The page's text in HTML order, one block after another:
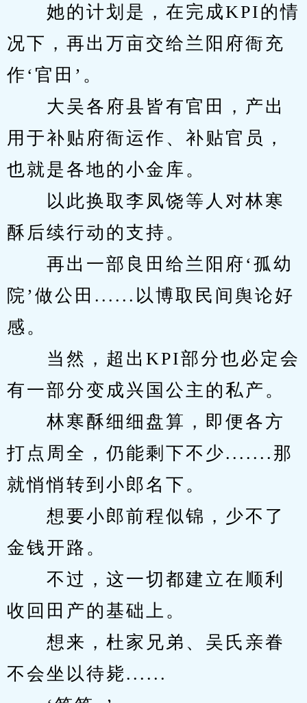
她的计划是，在完成KPI的情
况下，再出万亩交给兰阳府衙充
作‘官田’。
大吴各府县皆有官田，产出
用于补贴府衙运作、补贴官员，
也就是各地的小金库。
以此换取李凤饶等人对林寒
酥后续行动的支持。
再出一部良田给兰阳府‘孤幼
院’做公田......以博取民间舆论好
感。
当然，超出KPI部分也必定会
有一部分变成兴国公主的私产。
林寒酥细细盘算，即便各方
打点周全，仍能剩下不少.......那
就悄悄转到小郎名下。
想要小郎前程似锦，少不了
金钱开路。
不过，这一切都建立在顺利
收回田产的基础上。
想来，杜家兄弟、吴氏亲眷
不会坐以待毙......